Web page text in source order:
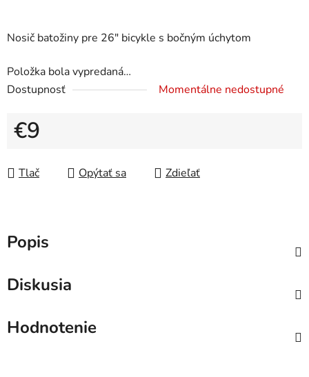
Nosič batožiny pre 26" bicykle s bočným úchytom
Položka bola vypredaná…
Dostupnosť
Momentálne nedostupné
€9
Tlač
Opýtať sa Zdieľať
Popis
Diskusia
Hodnotenie